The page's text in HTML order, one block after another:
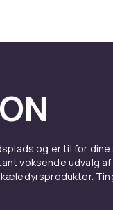
andre
et af
og er til for
voksende udvalg